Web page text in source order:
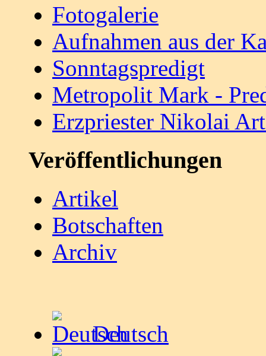
Fotogalerie
Aufnahmen aus der
Sonntagspredigt
Metropolit Mark -
Erzpriester Nikolai
Veröffentlichungen
Artikel
Botschaften
Archiv
Deutsch